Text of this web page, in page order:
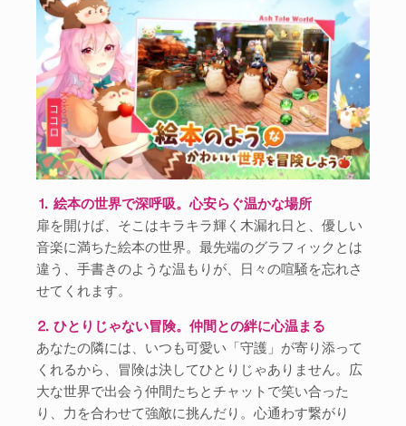
⒈ 絵本の世界で深呼吸。心安らぐ温かな場所
扉を開けば、そこはキラキラ輝く木漏れ日と、優しい
音楽に満ちた絵本の世界。最先端のグラフィックとは
違う、手書きのような温もりが、日々の喧騒を忘れさ
せてくれます。
⒉ ひとりじゃない冒険。仲間との絆に心温まる
あなたの隣には、いつも可愛い「守護」が寄り添って
くれるから、冒険は決してひとりじゃありません。広
大な世界で出会う仲間たちとチャットで笑い合った
り、力を合わせて強敵に挑んだり。心通わす繋がり